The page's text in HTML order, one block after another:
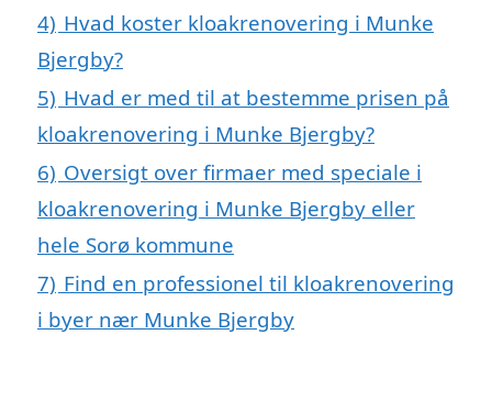
4) Hvad koster kloakrenovering i Munke
Bjergby?
5) Hvad er med til at bestemme prisen på
kloakrenovering i Munke Bjergby?
6) Oversigt over firmaer med speciale i
kloakrenovering i Munke Bjergby eller
hele Sorø kommune
7) Find en professionel til kloakrenovering
i byer nær Munke Bjergby